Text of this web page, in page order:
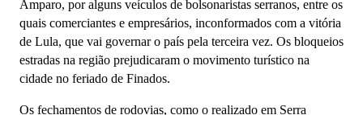
Amparo, por alguns veículos de bolsonaristas serranos, entre os
quais comerciantes e empresários, inconformados com a vitória
de Lula, que vai governar o país pela terceira vez. Os bloqueios
estradas na região prejudicaram o movimento turístico na
cidade no feriado de Finados.
Os fechamentos de rodovias, como o realizado em Serra